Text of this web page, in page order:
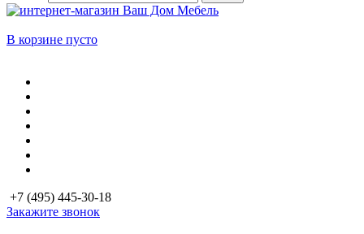
В корзине пусто
+7 (495) 445-30-18
Закажите звонок